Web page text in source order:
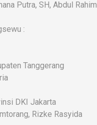
Putra, SH, Abdul Rahim.
:
Tanggerang
DKI Jakarta
Rizke Rasyida